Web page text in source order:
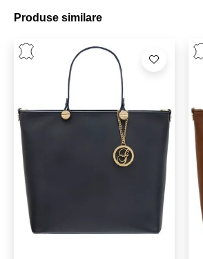
Produse similare